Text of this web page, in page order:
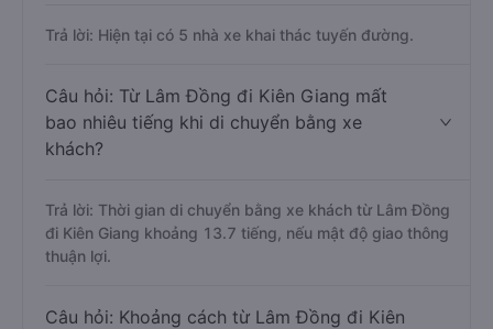
Trả lời: Hiện tại có 5 nhà xe khai thác tuyến đường.
Câu hỏi: Từ Lâm Đồng đi Kiên Giang mất
bao nhiêu tiếng khi di chuyển bằng xe
khách?
Trả lời: Thời gian di chuyển bằng xe khách từ Lâm Đồng
đi Kiên Giang khoảng 13.7 tiếng, nếu mật độ giao thông
thuận lợi.
Câu hỏi: Khoảng cách từ Lâm Đồng đi Kiên